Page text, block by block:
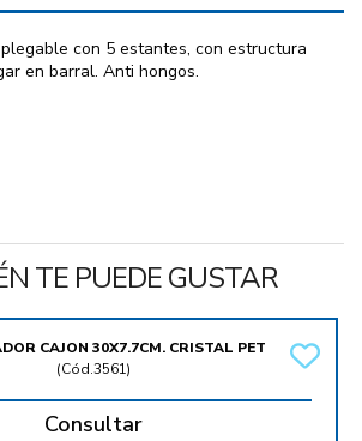
con 5 estantes, con estructura
en barral. Anti hongos.
TE PUEDE GUSTAR
CAJON 30X7.7CM. CRISTAL PET
(Cód.3561)
Consultar